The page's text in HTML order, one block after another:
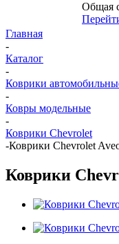
Общая
Главная
-
Каталог
-
Коврики
-
Ковры модельные
-
Коврики Chevrolet
-Коврики Chevrolet
Коврики